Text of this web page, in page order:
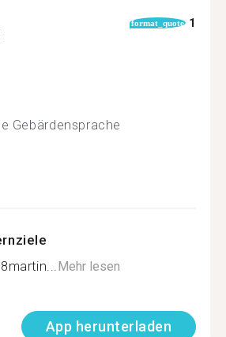
format_quote 1
Gebärdensprache
Mehr lesen
App herunterladen